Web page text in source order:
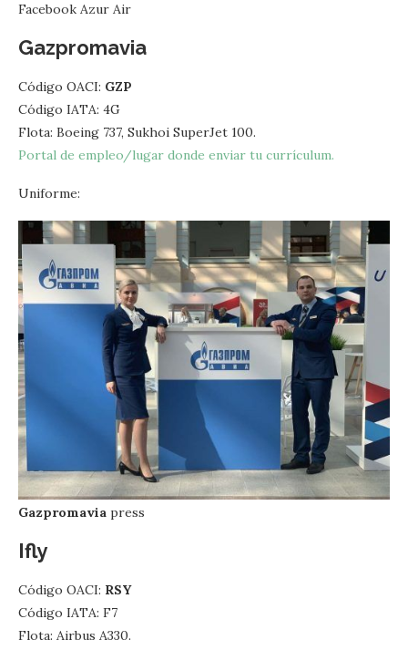
Facebook Azur Air
Gazpromavia
Código OACI: GZP
Código IATA: 4G
Flota: Boeing 737, Sukhoi SuperJet 100.
Portal de empleo/lugar donde enviar tu currículum.
Uniforme:
Gazpromavia press
Ifly
Código OACI: RSY
Código IATA: F7
Flota: Airbus A330.